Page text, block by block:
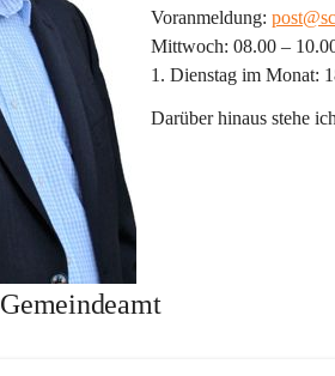
Voranmeldung:
Mittwoch: 08.00 –
1. Dienstag im Monat:
Darüber hinaus stehe
Gemeindeamt